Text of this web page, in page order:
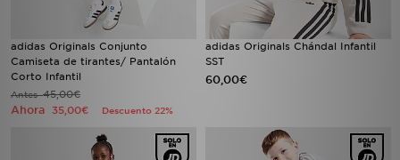
adidas Originals Conjunto
Camiseta de tirantes/ Pantalón
Corto Infantil
Antes45,00€
Ahora 35,00€ Descuento 22%
adidas Originals Chándal Infantil
SST
60,00€